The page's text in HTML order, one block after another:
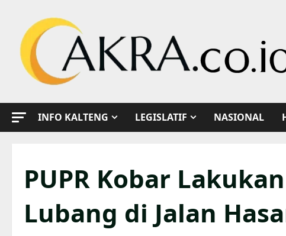
content
INFO KALTENG LEGISLATIF NASIONAL
PUPR Kobar
Lubang di Jalan